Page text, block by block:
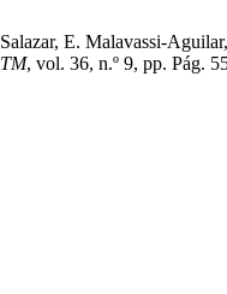
E. Malavassi-
TM, vol. 36, n.º 9, pp. Pág.